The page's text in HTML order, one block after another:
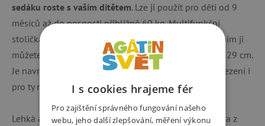
sedáku roste s vaším dítětem. Lze ji použít pro děti od 9
měsíců až do nosnosti přibližně 60 kg. Multifunkční
stolička 3 v 1 nabízí tři polohy sezení. Pouhým otočením ji
můžete nastavit na výšku sedáku 14 cm, 18 cm nebo 29 cm.
Je navržena tak, aby nabízela pohodlné a bezpečné sezení i
pro ty nejmenší.
Lehká a snadno manipulovatelná stoličkaje vyrobena z
I s cookies hrajeme fér
Pro zajištění správného fungování našeho
webu, jeho další zlepšování, měření výkonu